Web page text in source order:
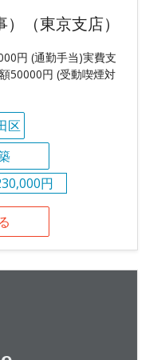
（東京支店）
円 (通勤手当)実費支
50000円 (受動喫煙対
区
円